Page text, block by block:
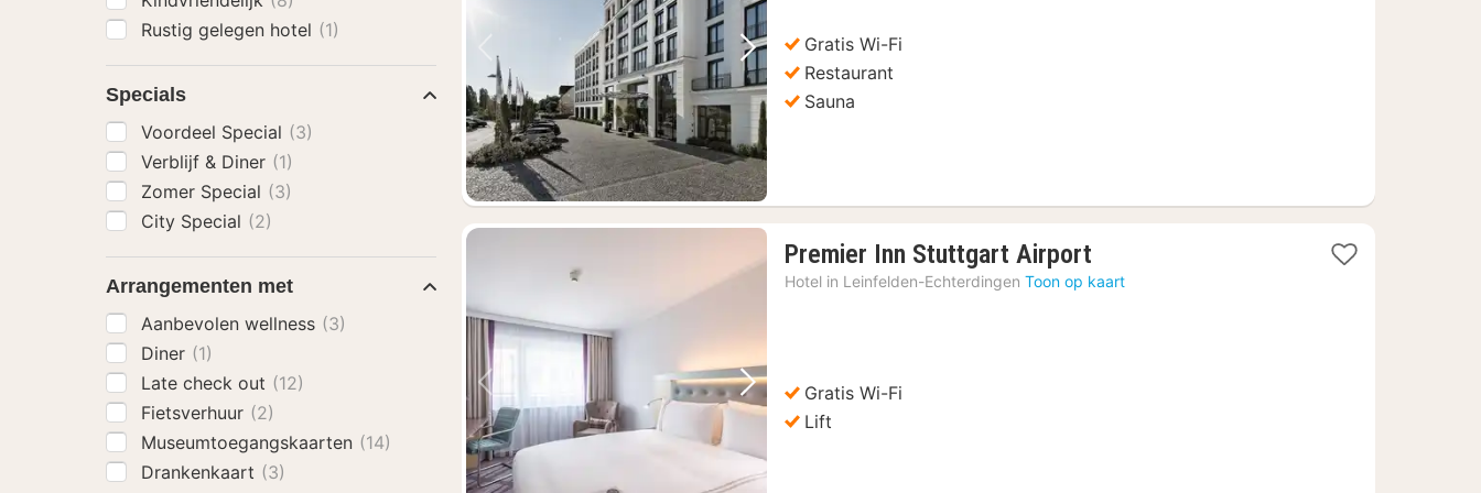
Vorige foto Volgende foto
Gratis Wi-Fi
Restaurant
Sauna
Vorige foto Volgende foto
Premier Inn Stuttgart Airport
nacht
Hotel in Leinfelden-Echterdingen Toon op kaart
Gratis Wi-Fi
Lift
Rustig gelegen hotel (1)
Specials
Voordeel Special (3)
Verblijf & Diner (1)
Zomer Special (3)
City Special (2)
Arrangementen met
Aanbevolen wellness (3)
Diner (1)
Late check out (12)
Fietsverhuur (2)
Museumtoegangskaarten (14)
Drankenkaart (3)